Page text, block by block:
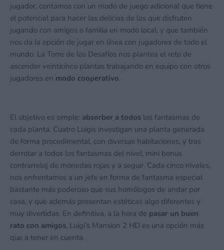
jugador, contamos con un modo de juego adicional que tiene
el potencial para hacer las delicias de los que disfruten
jugando con amigos o familia en modo local, y que también
nos da la opción de jugar en línea con jugadores de todo el
mundo. La Torre de los Desafíos nos plantea el reto de
ascender veinticinco plantas trabajando en equipo con otros
jugadores en modo cooperativo.
El objetivo es simple: absorber a todos los fantasmas de
cada planta. Cuatro Luigis investigan una planta generada
de forma procedimental, con diversas habitaciones, y tras
derrotar a todos los fantasmas del nivel, mini bonus
contrarreloj de monedas rojas y a seguir. Cada cinco niveles,
nos enfrentamos a un jefe en forma de fantasma especial
bastante más poderoso que sus homólogos de andar por
casa, y que además presentan estéticas algo diferentes y
muy divertidas. En definitiva, a la hora de pasar un buen
rato con amigos, Luigi’s Mansion 2 HD es una opción más
que a tener en cuenta.